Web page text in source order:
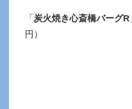
「炭火焼き心斎橋バーグR
円）